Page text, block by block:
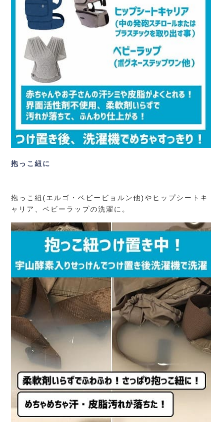
抱っこ紐に
抱っこ紐(エルゴ・ベビービョルン他)やヒップシートキ
ャリア、ベビーラップの洗濯に。